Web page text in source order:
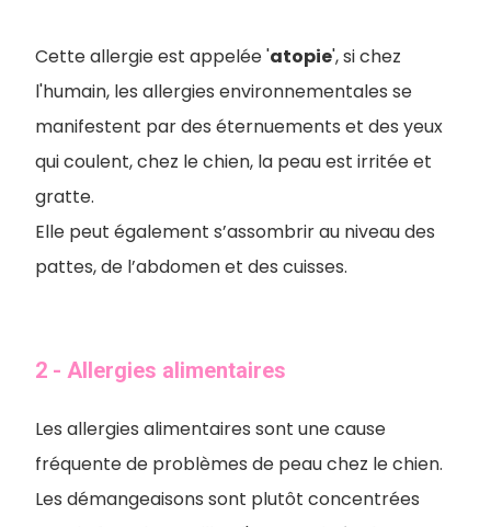
Cette allergie est appelée 'atopie', si chez
l'humain, les allergies environnementales se
manifestent par des éternuements et des yeux
qui coulent, chez le chien, la peau est irritée et
gratte.
Elle peut également s’assombrir au niveau des
pattes, de l’abdomen et des cuisses.
2 - Allergies alimentaires
Les allergies alimentaires sont une cause
fréquente de problèmes de peau chez le chien.
Les démangeaisons sont plutôt concentrées